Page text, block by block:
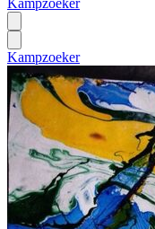
Kampzoeker
Kampzoeker